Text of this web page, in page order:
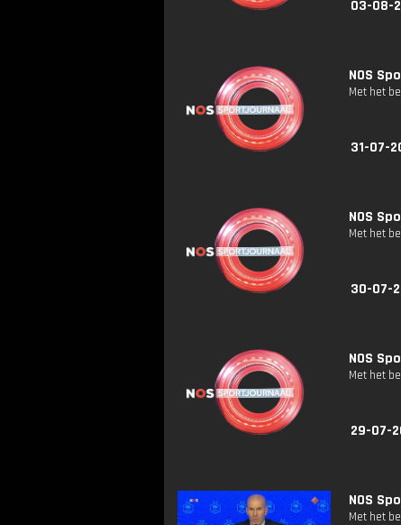
03-08-
NOS
Met het
31-07-
NOS
Met het
30-07-
NOS
Met het
29-07-
NOS
Met het